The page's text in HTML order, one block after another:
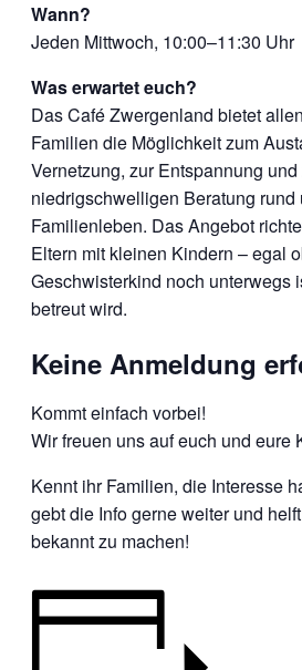
Wann?
Jeden Mittwoch, 10:00–11:30 Uhr
Was erwartet euch?
Das Café Zwergenland bietet
Familien die Möglichkeit zum
Vernetzung, zur Entspannung und
niedrigschwelligen Beratung rund
Familienleben. Das Angebot
Eltern mit kleinen Kindern – egal
Geschwisterkind noch unterwegs
betreut wird.
Keine Anmeldung
Kommt einfach vorbei!
Wir freuen uns auf euch und eure
Kennt ihr Familien, die Interesse
gebt die Info gerne weiter und
bekannt zu machen!